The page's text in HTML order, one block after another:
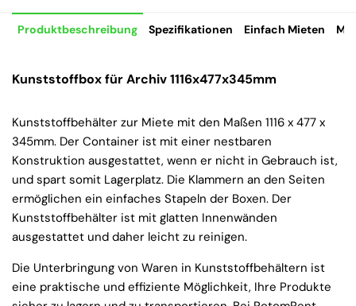
Produktbeschreibung Spezifikationen Einfach Mieten
Kunststoffbox für Archiv 1116x477x345mm
Kunststoffbehälter zur Miete mit den Maßen 1116 x 477 x
345mm. Der Container ist mit einer nestbaren
Konstruktion ausgestattet, wenn er nicht in Gebrauch ist,
und spart somit Lagerplatz. Die Klammern an den Seiten
ermöglichen ein einfaches Stapeln der Boxen. Der
Kunststoffbehälter ist mit glatten Innenwänden
ausgestattet und daher leicht zu reinigen.
Die Unterbringung von Waren in Kunststoffbehältern ist
eine praktische und effiziente Möglichkeit, Ihre Produkte